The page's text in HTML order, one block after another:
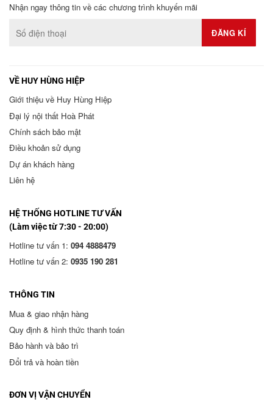
Nhận ngay thông tin về các chương trình khuyến mãi
VỀ HUY HÙNG HIỆP
Giới thiệu về Huy Hùng Hiệp
Đại lý nội thất Hoà Phát
Chính sách bảo mật
Điều khoản sử dụng
Dự án khách hàng
Liên hệ
HỆ THỐNG HOTLINE TƯ VẤN
(Làm việc từ 7:30 - 20:00)
Hotline tư vấn 1: 094 4888479
Hotline tư vấn 2: 0935 190 281
THÔNG TIN
Mua & giao nhận hàng
Quy định & hình thức thanh toán
Bảo hành và bảo trì
Đổi trả và hoàn tiền
ĐƠN VỊ VẬN CHUYỂN